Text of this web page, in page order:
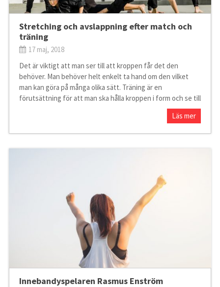
Stretching och avslappning efter match och
träning
17 maj, 2018
Det är viktigt att man ser till att kroppen får det den
behöver. Man behöver helt enkelt ta hand om den vilket
man kan göra på många olika sätt. Träning är en
förutsättning för att man ska hålla kroppen i form och se till
Läs mer
Innebandyspelaren Rasmus Enström